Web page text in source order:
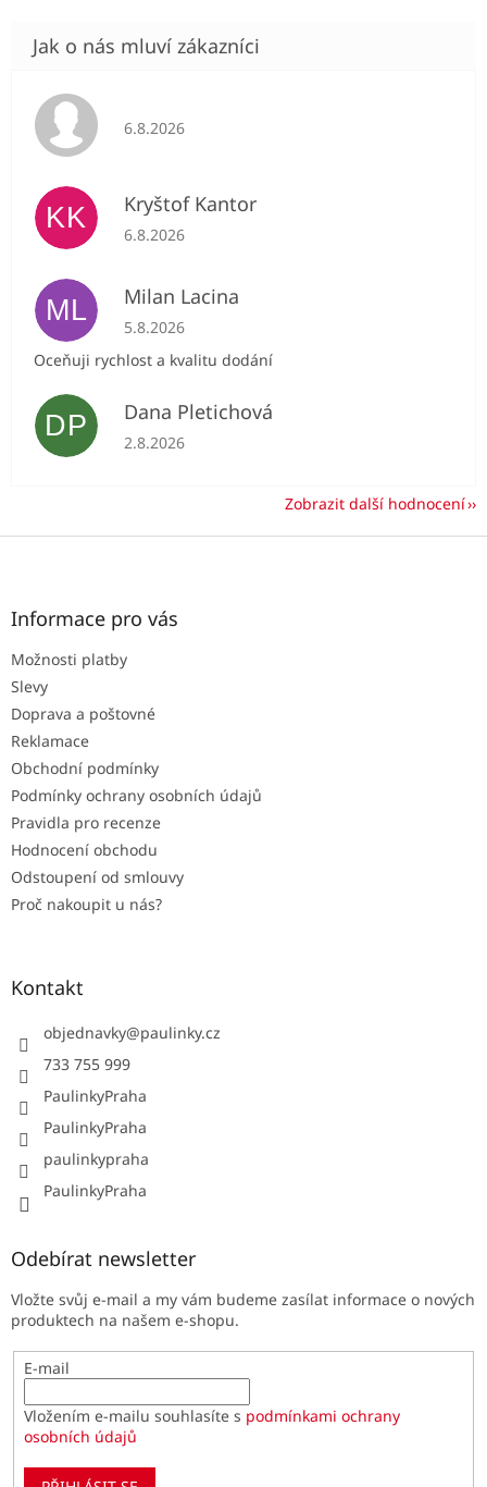
Hodnocení obchodu je 5 z 5 hvězdiček.
6.8.2026
KK Kryštof Kantor
Hodnocení obchodu je 5 z 5 hvězdiček.
6.8.2026
ML Milan Lacina
Hodnocení obchodu je 5 z 5 hvězdiček.
5.8.2026
Oceňuji rychlost a kvalitu dodání
DP Dana Pletichová
Hodnocení obchodu je 5 z 5 hvězdiček.
2.8.2026
Zobrazit další hodnocení
Z
Informace pro vás
Možnosti platby
Slevy
Doprava a poštovné
Reklamace
Obchodní podmínky
Podmínky ochrany osobních údajů
Pravidla pro recenze
Hodnocení obchodu
Odstoupení od smlouvy
Proč nakoupit u nás?
Kontakt
objednavky@paulinky.cz
733 755 999
PaulinkyPraha
PaulinkyPraha
paulinkypraha
PaulinkyPraha
Odebírat newsletter
Vložte svůj e-mail a my vám budeme zasílat informace o nových
produktech na našem e-shopu.
E-mail
Vložením e-mailu souhlasíte s podmínkami ochrany
osobních údajů